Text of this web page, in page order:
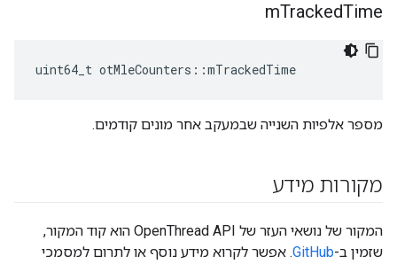
mTrackedTime
uint64_t otMleCounters ::mTrackedTime
מספר אלפיות השנייה שבמעקב אחר מונים קודמים.
מקורות מידע
המקור של נושאי העזר של OpenThread API הוא קוד המקור,
שזמין ב-GitHub. אפשר לקרוא מידע נוסף או לתרום למסמכי